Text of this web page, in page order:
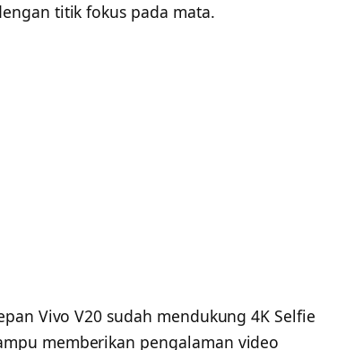
titik fokus pada mata.
Vivo V20 sudah mendukung 4K Selfie
memberikan pengalaman video